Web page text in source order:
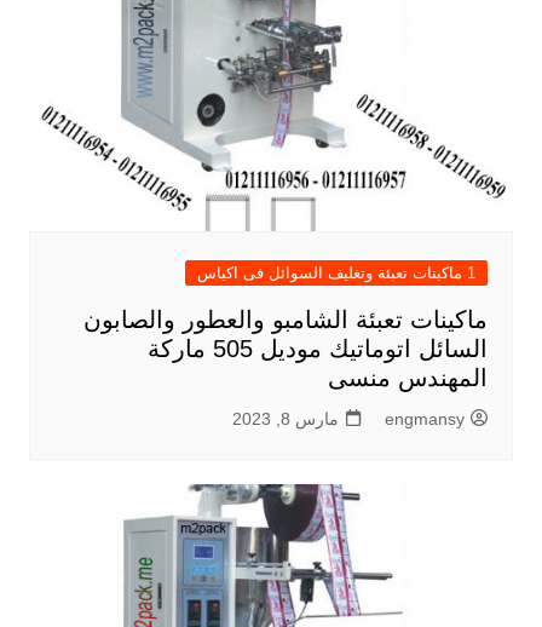
1 ماكينات تعبئة وتغليف السوائل فى اكياس
ماكينات تعبئة الشامبو والعطور والصابون
السائل اتوماتيك موديل 505 ماركة
المهندس منسى
engmansy مارس 8, 2023